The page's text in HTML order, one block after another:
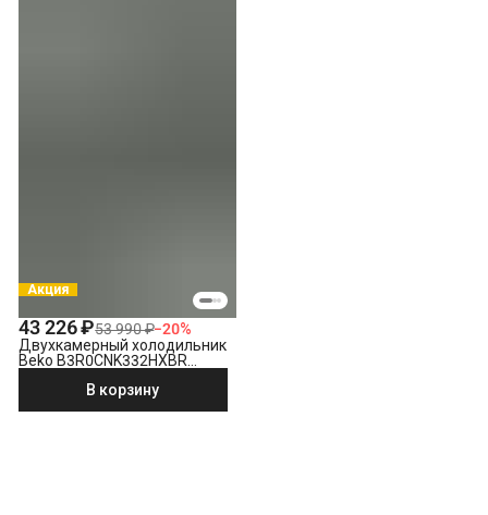
Акция
43 226 ₽53 990 ₽−20%
Двухкамерный холодильник
Beko B3R0CNK332HXBR
В корзину